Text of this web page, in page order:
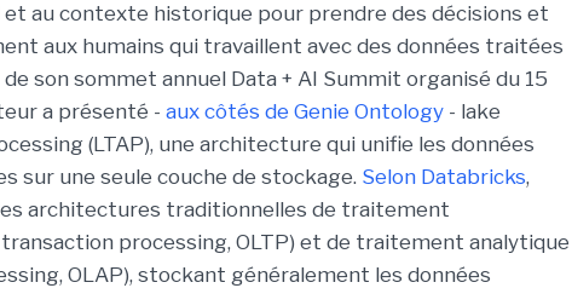
au contexte historique pour prendre des décisions et
aux humains qui travaillent avec des données traitées
son sommet annuel Data + AI Summit organisé du 15
a présenté - aux côtés de Genie Ontology - lake
(LTAP), une architecture qui unifie les données
sur une seule couche de stockage. Selon Databricks,
architectures traditionnelles de traitement
processing, OLTP) et de traitement analytique
OLAP), stockant généralement les données